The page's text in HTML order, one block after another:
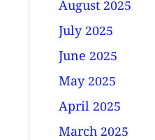
August 2025
July 2025
June 2025
May 2025
April 2025
March 2025